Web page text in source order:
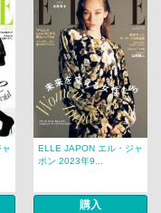
ELLE JAPON エル・ジャ
ポン 2023年9...
購入